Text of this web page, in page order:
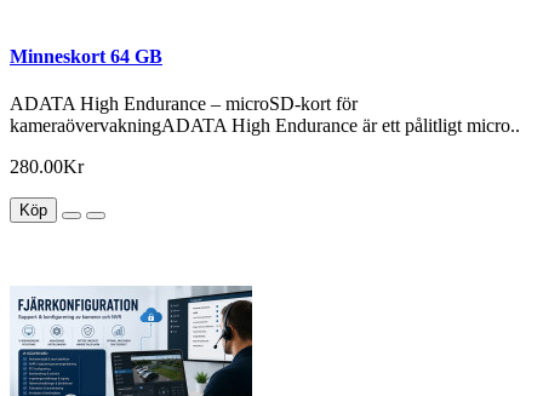
Minneskort 64 GB
ADATA High Endurance – microSD-kort för
kameraövervakningADATA High Endurance är ett pålitligt micro..
280.00Kr
Köp